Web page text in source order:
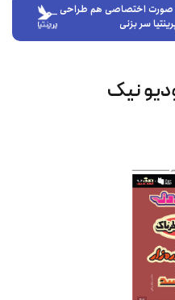
صورت اختصاصی هم طراحی
سر بزنی
نیک